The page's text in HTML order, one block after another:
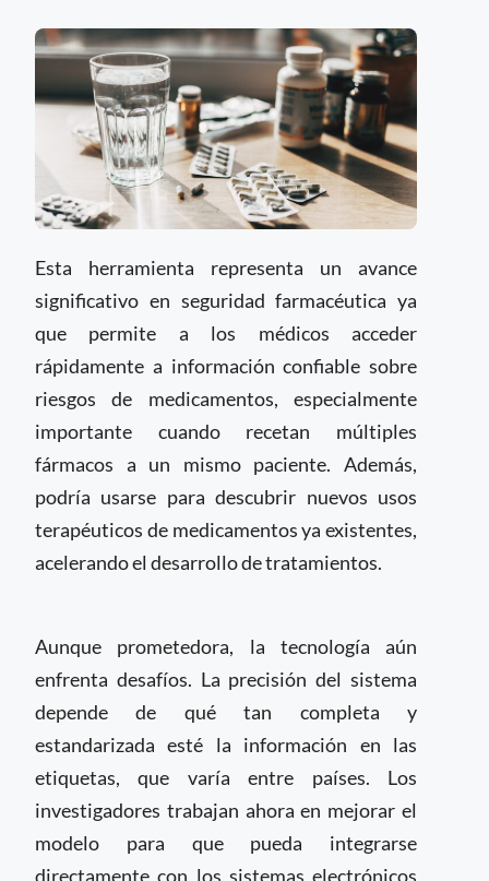
Esta herramienta representa un avance
significativo en seguridad farmacéutica ya
que permite a los médicos acceder
rápidamente a información confiable sobre
riesgos de medicamentos, especialmente
importante cuando recetan múltiples
fármacos a un mismo paciente. Además,
podría usarse para descubrir nuevos usos
terapéuticos de medicamentos ya existentes,
acelerando el desarrollo de tratamientos.
Aunque prometedora, la tecnología aún
enfrenta desafíos. La precisión del sistema
depende de qué tan completa y
estandarizada esté la información en las
etiquetas, que varía entre países. Los
investigadores trabajan ahora en mejorar el
modelo para que pueda integrarse
directamente con los sistemas electrónicos